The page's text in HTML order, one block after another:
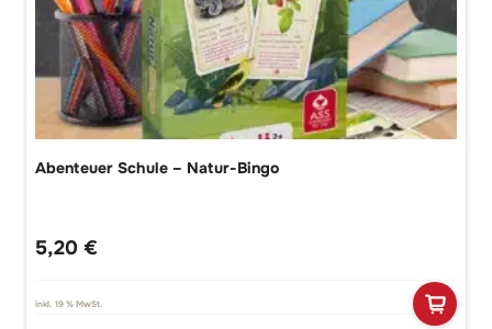
Abenteuer Schule – Natur-Bingo
5,20 €
inkl. 19 % MwSt.